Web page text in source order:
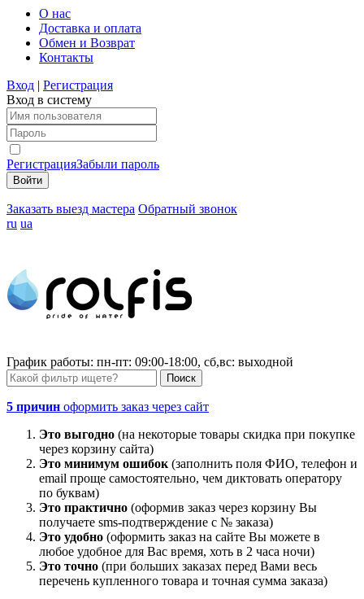
О нас
Доставка и оплата
Обмен и Возврат
Контакты
Вход | Регистрация
Вход в систему
РегистрацияЗабыли пароль
Заказать выезд мастера Обратный звонок
ru ua
График работы: пн-пт: 09:00-18:00, сб,вс: выходной
5 причин оформить заказ через сайт
Это выгодно (на некоторые товары скидка при покупке
через корзину сайта)
Это минимум ошибок (заполнить поля ФИО, телефон и
email проще самостоятельно, чем диктовать оператору
по буквам)
Это практично (оформив заказ через корзину Вы
получаете sms-подтверждение с № заказа)
Это удобно (оформить заказ на сайте Вы можете в
любое удобное для Вас время, хоть в 2 часа ночи)
Это точно (при больших заказах перед Вами весь
перечень купленного товара и точная сумма заказа)